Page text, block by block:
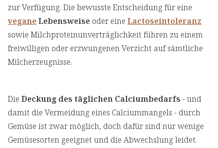
zur Verfügung. Die bewusste Entscheidung für eine
veganeLebensweise oder eine Lactoseintoleranz
sowie Milchproteinunverträglichkeit führen zu einem
freiwilligen oder erzwungenen Verzicht auf sämtliche
Milcherzeugnisse.
Die Deckung des täglichen Calciumbedarfs - und
damit die Vermeidung eines Calciummangels - durch
Gemüse ist zwar möglich, doch dafür sind nur wenige
Gemüsesorten geeignet und die Abwechslung leidet.